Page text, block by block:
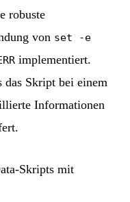
robuste
von set -e
implementiert.
das Skript bei einem
Informationen
Skripts mit